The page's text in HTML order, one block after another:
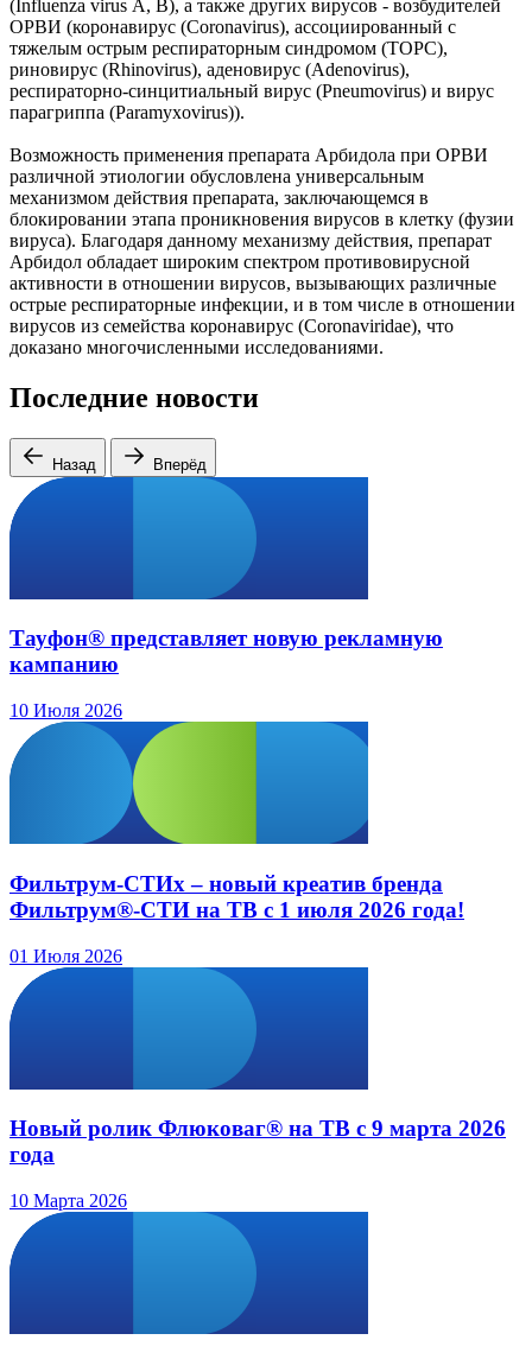
(Influenza virus А, В), а также других вирусов - возбудителей
ОРВИ (коронавирус (Coronavirus), ассоциированный с
тяжелым острым респираторным синдромом (ТОРС),
риновирус (Rhinovirus), аденовирус (Adenovirus),
респираторно-синцитиальный вирус (Pneumovirus) и вирус
парагриппа (Paramyxovirus)).
Возможность применения препарата Арбидола при ОРВИ
различной этиологии обусловлена универсальным
механизмом действия препарата, заключающемся в
блокировании этапа проникновения вирусов в клетку (фузии
вируса). Благодаря данному механизму действия, препарат
Арбидол обладает широким спектром противовирусной
активности в отношении вирусов, вызывающих различные
острые респираторные инфекции, и в том числе в отношении
вирусов из семейства коронавирус (Coronaviridae), что
доказано многочисленными исследованиями.
Последние новости
Назад Вперёд
Тауфон® представляет новую рекламную
кампанию
10 Июля 2026
Фильтрум-СТИх – новый креатив бренда
Фильтрум®-СТИ на ТВ с 1 июля 2026 года!
01 Июля 2026
Новый ролик Флюковаг® на ТВ с 9 марта 2026
года
10 Марта 2026